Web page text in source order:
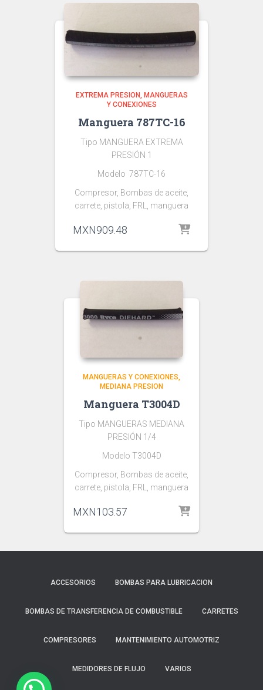
EXTREMA PRESION
MANGUERAS
Y CONEXIONES
Manguera 787TC-16
Tipo MANGUERA EXTREMA
PRESIÓN 1
Modelo 787TC-16
Compresor, Bombas de aceite,
carrete, pistola, FRL, manguera
MXN909.48
MANGUERAS Y CONEXIONES
MEDIANA PRESION
Manguera T3004D
Tipo MANGUERAS MEDIANA
PRESIÓN 1/4
Modelo T3004D
Compresor, Bombas de aceite,
carrete, pistola, FRL, manguera
MXN103.57
ACCESORIOS BOMBAS PARA LUBRICACION
BOMBAS DE TRANSFERENCIA DE COMBUSTIBLE CARRETES
COMPRESORES MANTENIMIENTO AUTOMOTRIZ
MEDIDORES DE FLUJO VARIOS